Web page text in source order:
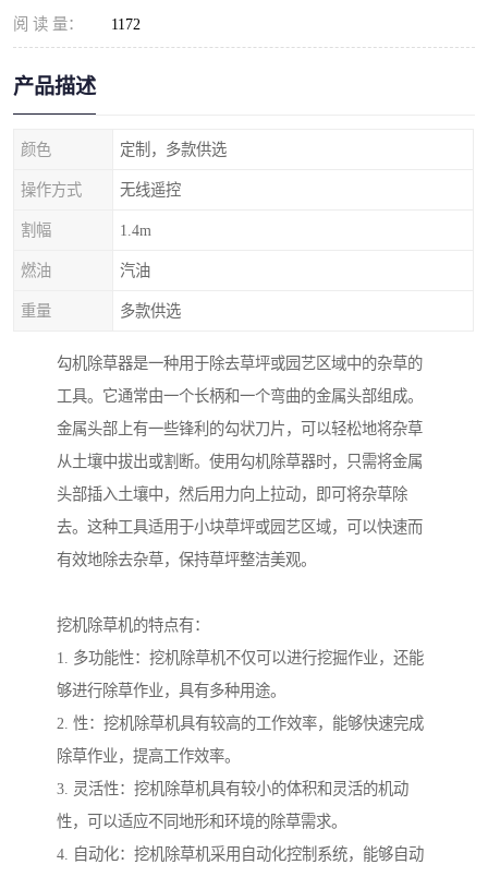
阅 读 量： 1172
产品描述
颜色 定制，多款供选
操作方式 无线遥控
割幅 1.4m
燃油 汽油
重量 多款供选
勾机除草器是一种用于除去草坪或园艺区域中的杂草的
工具。它通常由一个长柄和一个弯曲的金属头部组成。
金属头部上有一些锋利的勾状刀片，可以轻松地将杂草
从土壤中拔出或割断。使用勾机除草器时，只需将金属
头部插入土壤中，然后用力向上拉动，即可将杂草除
去。这种工具适用于小块草坪或园艺区域，可以快速而
有效地除去杂草，保持草坪整洁美观。
挖机除草机的特点有：
1. 多功能性：挖机除草机不仅可以进行挖掘作业，还能
够进行除草作业，具有多种用途。
2. 性：挖机除草机具有较高的工作效率，能够快速完成
除草作业，提高工作效率。
3. 灵活性：挖机除草机具有较小的体积和灵活的机动
性，可以适应不同地形和环境的除草需求。
4. 自动化：挖机除草机采用自动化控制系统，能够自动